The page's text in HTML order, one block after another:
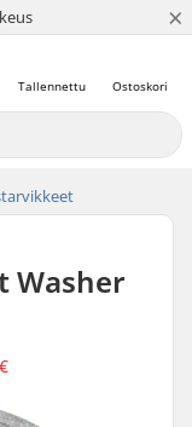
×
Ostoskori
Tallennettu
Washer